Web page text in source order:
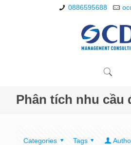
0886595688
Phân tích nhu cầu
Categories Tags